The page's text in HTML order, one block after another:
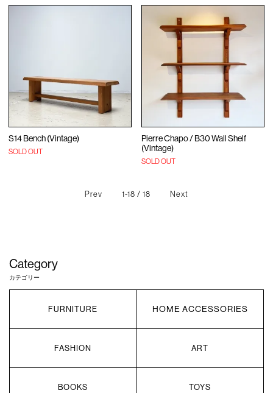
S14 Bench (Vintage)
SOLD OUT
Pierre Chapo / B30 Wall Shelf
(Vintage)
SOLD OUT
Prev 1-18 / 18 Next
Category
カテゴリー
FURNITURE HOME ACCESSORIES
FASHION ART
BOOKS TOYS